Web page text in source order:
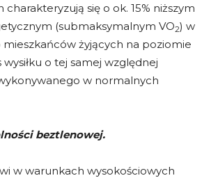
się o ok. 15% niższym
(submaksymalnym VO2) w
żyjących na poziomie
o tej samej względnej
w normalnych
beztlenowej.
w warunkach wysokościowych